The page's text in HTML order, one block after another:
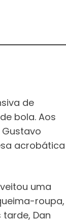
de
bola. Aos
acrobática
uma
roupa,
Dan